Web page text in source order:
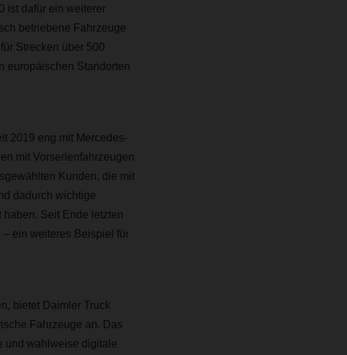
ist dafür ein weiterer
betriebene Fahrzeuge
Strecken über 500
europäischen Standorten
2019 eng mit Mercedes-
mit Vorserienfahrzeugen
Kunden, die mit
dadurch wichtige
Seit Ende letzten
ein weiteres Beispiel für
bietet Daimler Truck
Fahrzeuge an. Das
und wahlweise digitale